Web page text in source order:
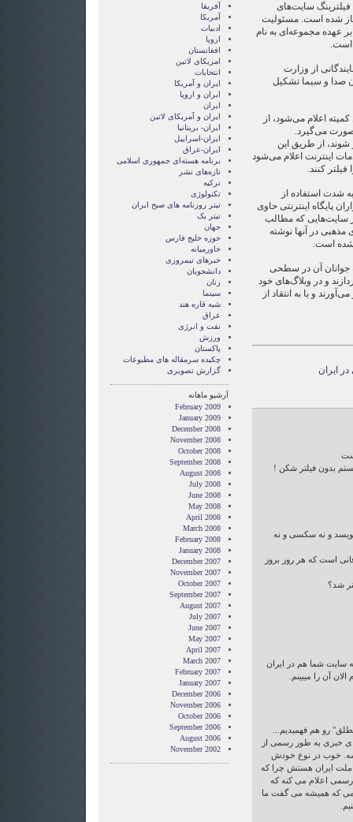
فیلترینگ سایت‌های
در ایران از سال ۱۳۸۰ آغاز شده است. مسئولیت
عهده مجموعه‌ای به نام
است.
از وزارت
صدا و سیما تشکیل
اعلام می‌شود، از
می‌گیرد.
از طریق این
اینترنت اعلام می‌شود
کنند.
شدت استفاده از
پایگاه اینترنتی حاوی
سایت‌هایی که مطالب
در آنها نوشته
است.
جوانان آن در سطحی
و در وبلاگ‌های خود
و یا به انتقاد از
در ایران
بدون فیلتر شکن !
و نه سکسی و نه
است که هر روز بروز
شد؟
سایت شما هم در ایران
آن را میبینم.
رو هم فهمیدیم...
خبری به طور رسمی از
شه. خوب در نوع خودش
ایران هستش چرا که
اعلام می کنه که
که همیشه می گفت ما
آفریقا
آمریکا
ادبیات
اروپا
افغانستان
امریکای لاتین
انتخابات
ايران و آمريکا
ايران و اروپا
ایران
ایران و آمریکای لاتین
ایران- بریتانیا
ایران-اسراییل
ایران-عراق
برنامه هسته‌ای جمهوری اسلامی
تازه‌های نشر
ترکیه
تکنولوژی
تیتر روزنامه های صبح ایران
تیتر یک
جهان
حوزه خلیج فارس
خاورمیانه
خبرهای نیمروزی
دانشجویان
زنان
سینما
شبه قاره هند
عراق
نفت و انرژی
ورزش
پاکستان
چکیده سرمقاله های مطبوعات
گزارش تصويری
آرشیو ماهانه
February 2009
January 2009
December 2008
November 2008
October 2008
September 2008
August 2008
July 2008
June 2008
May 2008
April 2008
March 2008
February 2008
January 2008
December 2007
November 2007
October 2007
September 2007
August 2007
July 2007
June 2007
May 2007
April 2007
March 2007
February 2007
January 2007
December 2006
November 2006
October 2006
September 2006
August 2006
November 2002